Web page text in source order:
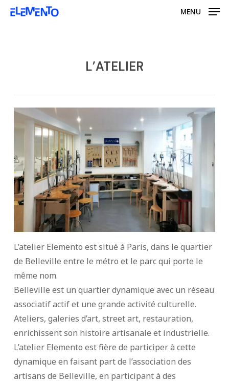
Skip
MENU
L’ATELIER
L’atelier Elemento est situé à Paris, dans le quartier
de Belleville entre le métro et le parc qui porte le
même nom.
Belleville est un quartier dynamique avec un réseau
associatif actif et une grande activité culturelle.
Ateliers, galeries d’art, street art, restauration,
enrichissent son histoire artisanale et industrielle.
L’atelier Elemento est fière de participer à cette
dynamique en faisant part de l’association des
artisans de Belleville, en participant à des